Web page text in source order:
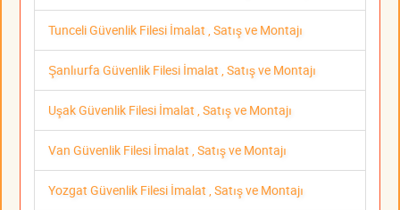
Tunceli Güvenlik Filesi İmalat , Satış ve Montajı
Şanlıurfa Güvenlik Filesi İmalat , Satış ve Montajı
Uşak Güvenlik Filesi İmalat , Satış ve Montajı
Van Güvenlik Filesi İmalat , Satış ve Montajı
Yozgat Güvenlik Filesi İmalat , Satış ve Montajı